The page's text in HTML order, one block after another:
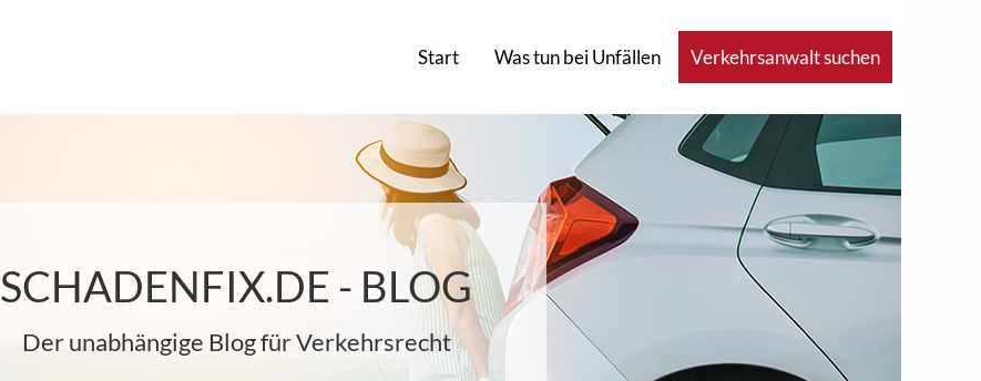
Start Was tun bei Unfällen Verkehrsanwalt suchen
SCHADENFIX.DE - BLOG
Der unabhängige Blog für Verkehrsrecht